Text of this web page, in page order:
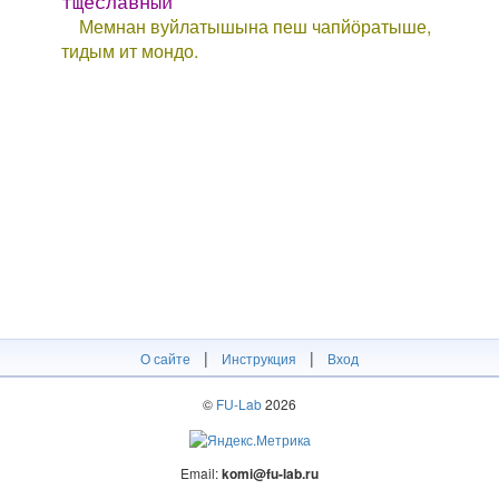
Мемнан вуйлатышына пеш чапйӧратыше,
тидым ит мондо.
О сайте | Инструкция | Вход
© FU-Lab2026
Email:komi@fu-lab.ru